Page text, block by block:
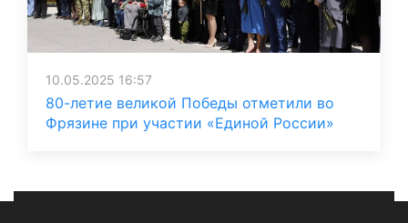
10.05.2025 16:57
80-летие великой Победы отметили во
Фрязине при участии «Единой России»